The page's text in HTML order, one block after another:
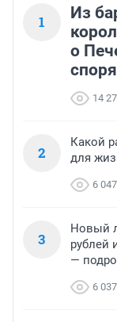
1
Из
о
14
2
Какой
для
6 047
3
Новый
рублей
—
6 037